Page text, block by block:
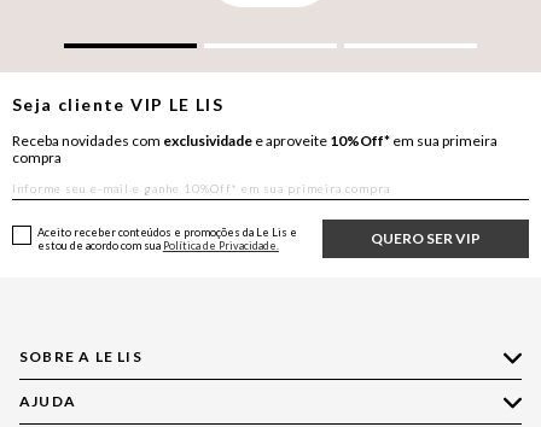
Seja clienteVIP LE LIS
Receba novidades com exclusividade e aproveite 10%Off* em sua primeira
compra
QUERO SER VIP
Aceito receber conteúdos e promoções da Le Lis e
estou de acordo com sua Política de Privacidade.
SOBRE A LE LIS
Quem Somos
AJUDA